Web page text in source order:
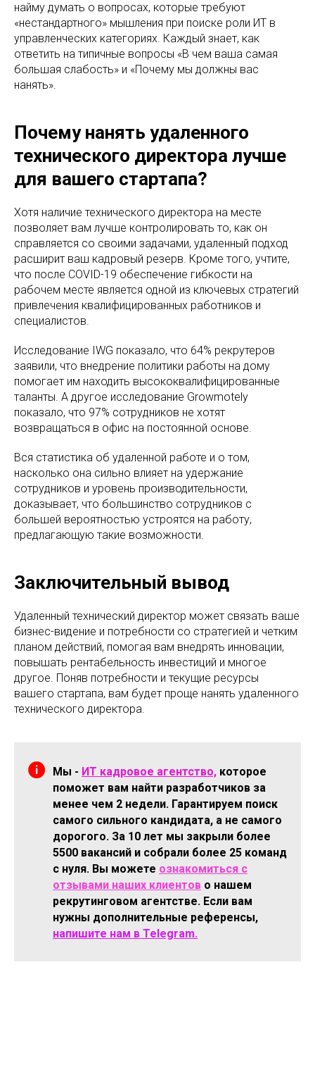
найму думать о вопросах, которые требуют
«нестандартного» мышления при поиске роли ИТ в
управленческих категориях. Каждый знает, как
ответить на типичные вопросы «В чем ваша самая
большая слабость» и «Почему мы должны вас
нанять».
Почему нанять удаленного
технического директора лучше
для вашего стартапа?
Хотя наличие технического директора на месте
позволяет вам лучше контролировать то, как он
справляется со своими задачами, удаленный подход
расширит ваш кадровый резерв. Кроме того, учтите,
что после COVID-19 обеспечение гибкости на
рабочем месте является одной из ключевых стратегий
привлечения квалифицированных работников и
специалистов.
Исследование IWG показало, что 64% ​​рекрутеров
заявили, что внедрение политики работы на дому
помогает им находить высококвалифицированные
таланты. А другое исследование Growmotely
показало, что 97% сотрудников не хотят
возвращаться в офис на постоянной основе.
Вся статистика об удаленной работе и о том,
насколько она сильно влияет на удержание
сотрудников и уровень производительности,
доказывает, что большинство сотрудников с
большей вероятностью устроятся на работу,
предлагающую такие возможности.
Заключительный вывод
Удаленный технический директор может связать ваше
бизнес-видение и потребности со стратегией и четким
планом действий, помогая вам внедрять инновации,
повышать рентабельность инвестиций и многое
другое. Поняв потребности и текущие ресурсы
вашего стартапа, вам будет проще нанять удаленного
технического директора.
Мы - ИТ кадровое агентство, которое
поможет вам найти разработчиков за
менее чем 2 недели. Гарантируем поиск
самого сильного кандидата, а не самого
дорогого. За 10 лет мы закрыли более
5500 вакансий и собрали более 25 команд
с нуля. Вы можете ознакомиться с
отзывами наших клиентов о нашем
рекрутинговом агентстве. Если вам
нужны дополнительные референсы,
напишите нам в Telegram.